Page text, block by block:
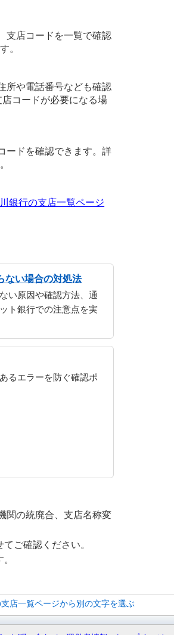
支店コードを一覧で確認
。
所や電話番号なども確認
コードが必要になる場
ードを確認できます。詳
銀行の支店一覧ページ
ない場合の対処法
い原因や確認方法、通
ト銀行での注意点を実
るエラーを防ぐ確認ポ
関の統廃合、支店名称変
ご確認ください。
店一覧ページから別の文字を選ぶ